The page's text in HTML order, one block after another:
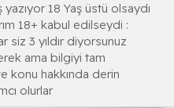
18 Yaş üstü olsaydı
18+ kabul edilseydi :
siz 3 yıldır diyorsunuz
ama bilgiyi tam
konu hakkında derin
olurlar